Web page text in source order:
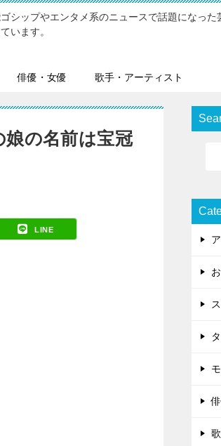
シップやエンタメ系のニュースで話題になっ
います。
俳優・女優 歌手・アーティスト
の名前は宝冠
LINE